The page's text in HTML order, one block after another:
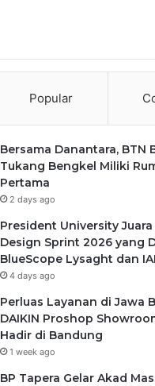
Popular
Bersama Danantara, BTN
Tukang Bengkel Miliki
Pertama
2 days ago
President University
Design Sprint 2026 yang
BlueScope Lysaght dan
4 days ago
Perluas Layanan di Jawa
DAIKIN Proshop
Hadir di Bandung
1 week ago
BP Tapera Gelar Akad